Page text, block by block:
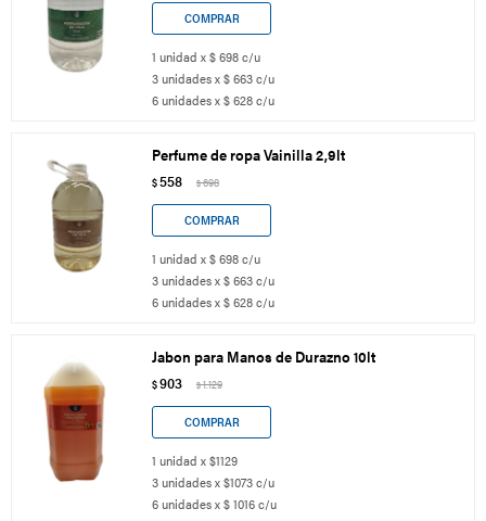
1 unidad x $ 698 c/u
3 unidades x $ 663 c/u
6 unidades x $ 628 c/u
Perfume de ropa Vainilla 2,9lt
$558 $698
1 unidad x $ 698 c/u
3 unidades x $ 663 c/u
6 unidades x $ 628 c/u
Jabon para Manos de Durazno 10lt
$903 $1.129
1 unidad x $1129
3 unidades x $1073 c/u
6 unidades x $ 1016 c/u